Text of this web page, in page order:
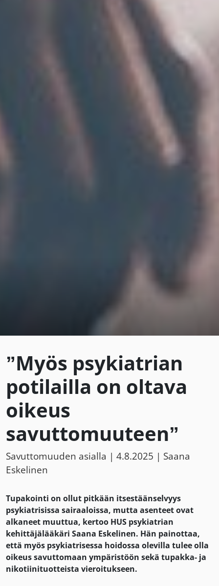
”Myös psykiatrian
potilailla on oltava
oikeus
savuttomuuteen”
Savuttomuuden asialla | 4.8.2025 | Saana
Eskelinen
Tupakointi on ollut pitkään itsestäänselvyys
psykiatrisissa sairaaloissa, mutta asenteet ovat
alkaneet muuttua, kertoo HUS psykiatrian
kehittäjälääkäri Saana Eskelinen. Hän painottaa,
että myös psykiatrisessa hoidossa olevilla tulee olla
oikeus savuttomaan ympäristöön sekä tupakka- ja
nikotiinituotteista vieroitukseen.